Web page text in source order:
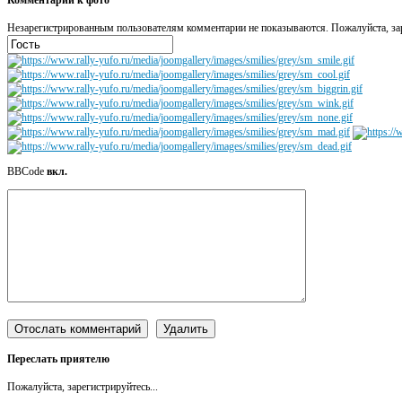
Незарегистрированным пользователям комментарии не показываются. Пожалуйста,
BBCode вкл.
Переслать приятелю
Пожалуйста, зарегистрируйтесь...